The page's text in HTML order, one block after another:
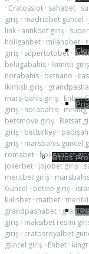
Otros
· Cratosslot · sahabet ·
giriş · madridbet güncel ·
link · antikbet giriş ·
holiganbet · milanobet ·
giriş · süpertotobet ·
belugabahis · ikimisli giriş
norabahis · betnano ·
ikimisli giriş ·
mars-bahis giriş · Enbet
giriş · norabahis · mrking
betsmove giriş · Betsat
giriş · betturkey ·
giriş · marsbahis güncel
romabet · holiganbet
jokerbet · jojobet giriş ·
meritbet giriş ·
Guncel · betine giriş ·
kulisbet · matbet ·
grandpashabet ·
giriş · maksibet resmi
giriş · cratosroyalbet
güncel giriş · Enbet ·